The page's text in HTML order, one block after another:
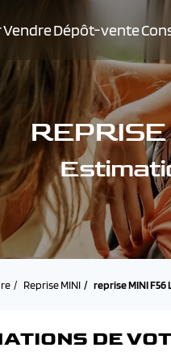
VendreDépôt-vente
REPRISE
Reprise MINI reprise MINI F56
DE